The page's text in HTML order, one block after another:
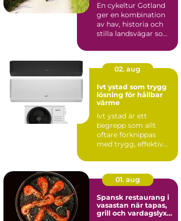
En cykeltur Gotland
ger en kombination
av hav, historia och
stilla landsvägar som
02. aug
Ivt ystad som trygg
lösning för hållbar
värme
Ivt ystad är ett
begrepp som allt
oftare förknippas
med trygg, effektiv
sydliga ...
01. aug
Spansk restaurang i
vasastan när tapas,
grill och vardagslyx